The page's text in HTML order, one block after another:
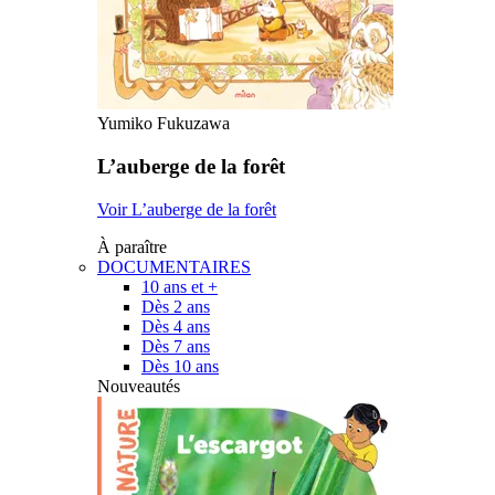
Yumiko Fukuzawa
L’auberge de la forêt
Voir L’auberge de la forêt
À paraître
DOCUMENTAIRES
10 ans et +
Dès 2 ans
Dès 4 ans
Dès 7 ans
Dès 10 ans
Nouveautés